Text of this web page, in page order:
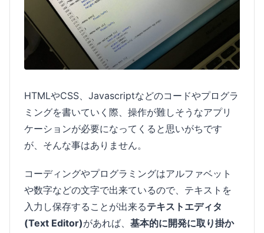
HTMLやCSS、Javascriptなどのコードやプログラ
ミングを書いていく際、操作が難しそうなアプリ
ケーションが必要になってくると思いがちです
が、そんな事はありません。
コーディングやプログラミングはアルファベット
や数字などの文字で出来ているので、テキストを
入力し保存することが出来るテキストエディタ
(Text Editor)があれば、 基本的に開発に取り掛か